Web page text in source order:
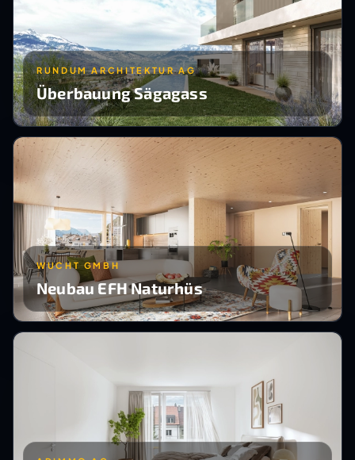
RUNDUM ARCHITEKTUR AG
Überbauung Sägagass
WUCHT GMBH
Neubau EFH Naturhüs